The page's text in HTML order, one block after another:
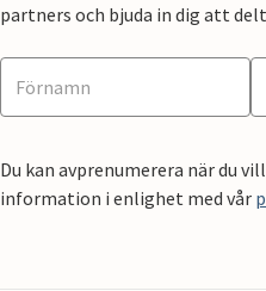
partners och bjuda in dig att
Du kan avprenumerera när du
information i enlighet med vår